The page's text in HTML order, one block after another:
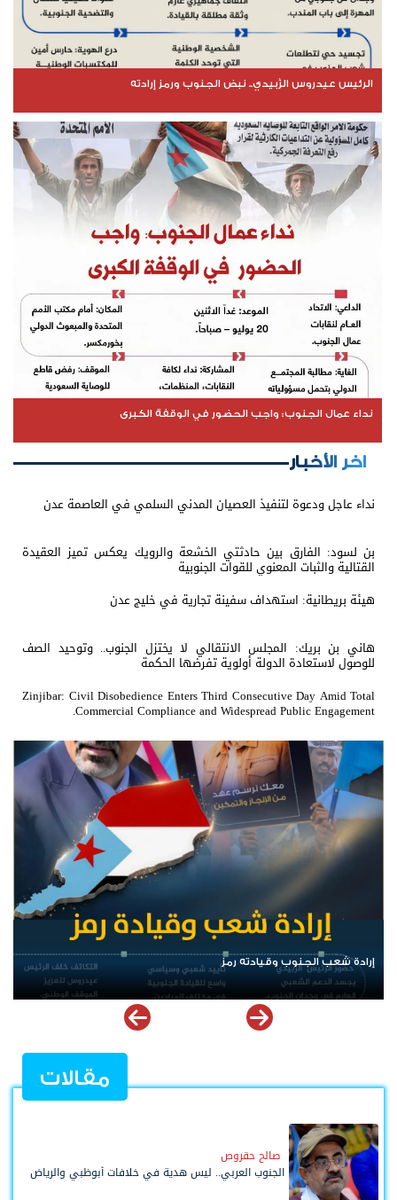
الرئيس عيدروس الزُبيدي.. نبض الجنوب ورمز إرادته
نداء عمال الجنوب: واجب الحضور في الوقفة الكبرى
اخر الأخبار
نداء عاجل ودعوة لتنفيذ العصيان المدني السلمي في العاصمة عدن
بن لسود: الفارق بين حادثتي الخشعة والرويك يعكس تميز العقيدة
القتالية والثبات المعنوي للقوات الجنوبية
هيئة بريطانية: استهداف سفينة تجارية في خليج عدن
هاني بن بريك: المجلس الانتقالي لا يختزل الجنوب.. وتوحيد الصف
للوصول لاستعادة الدولة أولوية تفرضها الحكمة
Zinjibar: Civil Disobedience Enters Third Consecutive Day Amid Total
Commercial Compliance and Widespread Public Engagement.
الرئيس عيدروس الزُبيدي.. نبض الجنوب ورمز إرادته
مقالات
صالح حقروص
الجنوب العربي.. ليس هدية في خلافات أبوظبي والرياض